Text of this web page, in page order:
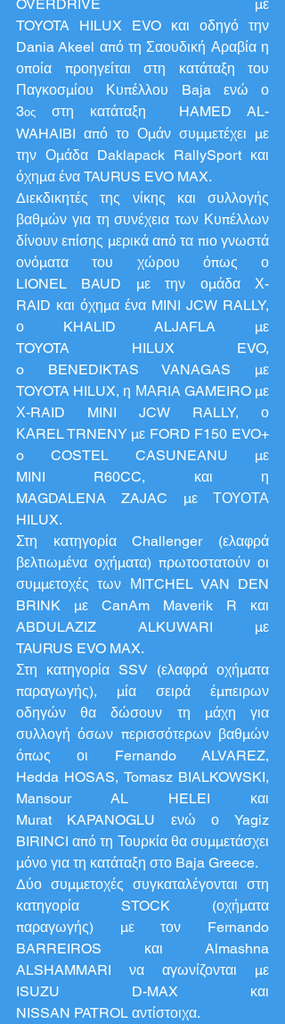
OVERDRIVE με
TOYOTA HILUX EVO και οδηγό την
Dania Akeel από τη Σαουδική Αραβία η
οποία προηγείται στη κατάταξη του
Παγκοσμίου Κυπέλλου Baja ενώ ο
3ος
στη κατάταξη  HAMED AL-
WAHAIBI από το Ομάν συμμετέχει με
την Ομάδα Daklapack RallySport και
όχημα ένα TAURUS EVO MAX.
Διεκδικητές της νίκης και συλλογής
βαθμών για τη συνέχεια των Κυπέλλων
δίνουν επίσης μερικά από τα πιο γνωστά
ονόματα του χώρου όπως ο
LIONEL BAUD με την ομάδα Χ-
RAID και όχημα ένα MINI JCW RALLY,
ο KHALID ALJAFLA με
TOYOTA HILUX EVO,
o BENEDIKTAS VANAGAS με
TOYOTA HILUX, η ΜΑRIA GAMEIRO με
Χ-RAID MINI JCW RALLY, ο
ΚΑREL TRNENY με FORD F150 EVO+
o COSTEL CASUNEANU με
MINI R60CC, και η
MAGDALENA ZAJAC με ΤΟΥΟΤΑ
HILUX.
Στη κατηγορία Challenger (ελαφρά
βελτιωμένα οχήματα) πρωτοστατούν οι
συμμετοχές των ΜITCHEL VAN DEN
BRINK με CanAm Maverik R και
ABDULAZIZ ALKUWARI με
TAURUS EVO MAX.
Στη κατηγορία SSV (ελαφρά οχήματα
παραγωγής), μία σειρά έμπειρων
οδηγών θα δώσουν τη μάχη για
συλλογή όσων περισσότερων βαθμών
όπως οι Fernando ALVAREZ,
Hedda HOSAS, Tomasz BIALKOWSKI,
Mansour AL HELEI και
Murat KAPANOGLU ενώ ο Yagiz
BIRINCI από τη Τουρκία θα συμμετάσχει
μόνο για τη κατάταξη στο Baja Greece.
Δύο συμμετοχές συγκαταλέγονται στη
κατηγορία STOCK (οχήματα
παραγωγής) με τον Fernando
BARREIROS και Almashna
ALSHAMMARI να αγωνίζονται με
ISUZU D-MAX και
NISSAN PATROL αντίστοιχα.